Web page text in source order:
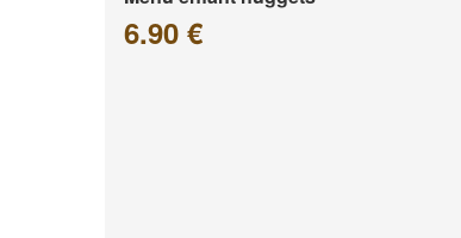
6.90 €